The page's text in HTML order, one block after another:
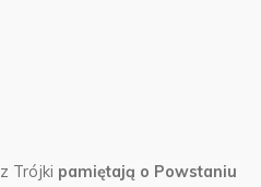
z Trójki pamiętają o Powstaniu